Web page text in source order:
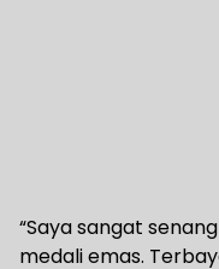
“Saya sangat
medali emas.